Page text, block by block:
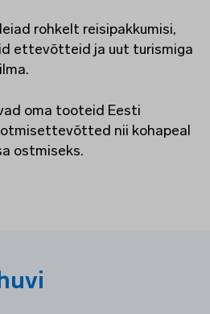
rohkelt reisipakkumisi,
ettevõtteid ja uut turismiga
oma tooteid Eesti
nii kohapeal
ostmiseks.